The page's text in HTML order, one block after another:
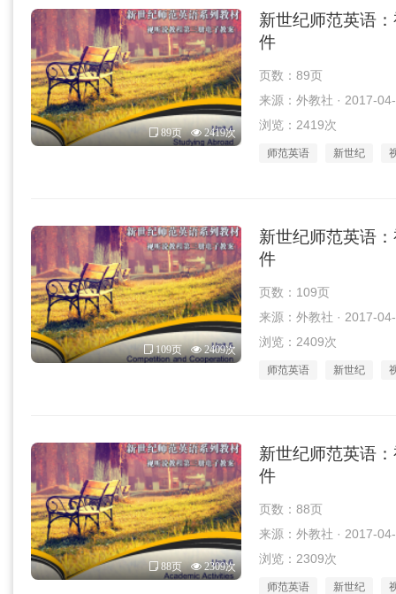
89页 2419次
新世纪师范英语
件
页数：89页
来源：外教社 · 2017-
浏览：2419次
师范英语 新世纪
109页 2409次
新世纪师范英语
件
页数：109页
来源：外教社 · 2017-
浏览：2409次
师范英语 新世纪
88页 2309次
新世纪师范英语
件
页数：88页
来源：外教社 · 2017-
浏览：2309次
师范英语 新世纪